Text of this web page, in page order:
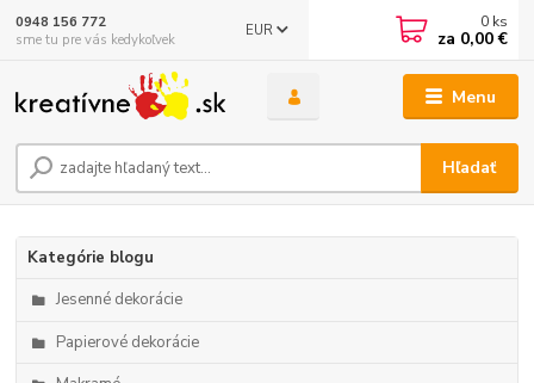
Menu
EUR
Hľadať
0948 156 772
sme tu pre vás kedykoľvek
0 ks
za 0,00 €
Kategórie blogu
Jesenné dekorácie
Papierové dekorácie